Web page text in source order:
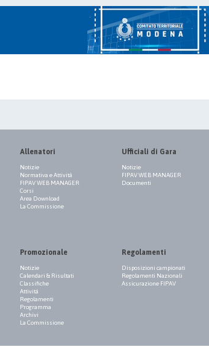
Allenatori
Notizie
Normativa e Attività
FIPAV WEB MANAGER
Corsi
Area Download
La Commissione
Ufficiali di Gara
Notizie
FIPAV WEB MANAGER
Documenti
Promozionale
Notizie
Calendari & Risultati
Classifiche
Attività
Regolamenti
Programma
Archivi
La Commissione
Regolamenti
Disposizioni campionati
Regolamenti Nazionali
Assicurazione FIPAV